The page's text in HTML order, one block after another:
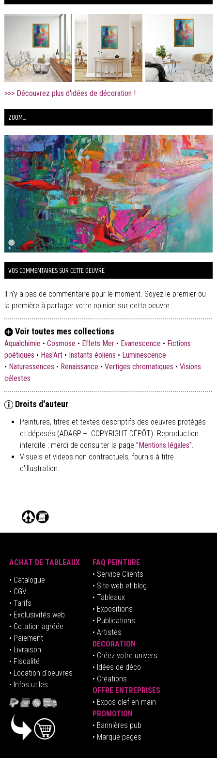
>>> Découvrez plus d'idées de décoration !
ZOOM...
VOS COMMENTAIRES SUR CETTE OEUVRE
Il n'y a pas de commentaire pour le moment. Soyez le premier ou
la première à partager votre opinion sur cette oeuvre.
Voir toutes mes collections
Aqualchimie • Cosmose • Effets Mer• Evanescence • Fictions
poétiques • Has'Art• Instants éoliens • Luminescence
• Naturessences • Renaissance • Vertiges chromatiques • Visions
célestes
Droits d'auteur
Peintures, titres et textes descriptifs des oeuvres protégés
et déposés (ADAGP + COPYRIGHT DÉPÔT). Reproduction
interdite : merci de consulter la page "Mentions légales"
Visuels et videos non contractuels, fournis à titre
d'illustration.
ACHAT DE TABLEAUX
• Catalogue
• CGV
• Tarifs
• Exclusivités web
• Cotation agréée
• Paiement
• Livraison
• Fiscalité
• Location d'oeuvres
• Infos utiles
FAQ PEINTURE
• Service Clients
• Site web et blog
• Tableaux
• Expositions
• Publications
• Artistes
DÉCORATION
• Créez votre univers
• Idées de déco
• Créations
OFFRE ENTREPRISES
• Expos clef en main
PROMOTION
• Bannières pub
• Marque-pages